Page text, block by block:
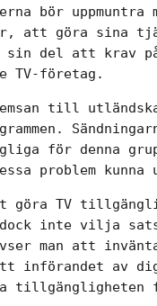
bör
att göra sina
del att krav på
TV-företag.
till
för denna
problem kunna
göra TV
inte vilja
man att
att införandet av
tillgängligheten